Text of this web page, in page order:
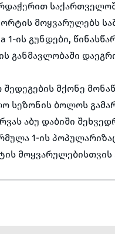
მოყვარულებს
1-ის გუნდები,
განმავლობაში
მქონე
სეზონის ბოლოს
აბუ დაბიში
1-ის
მოყვარულებისთვის